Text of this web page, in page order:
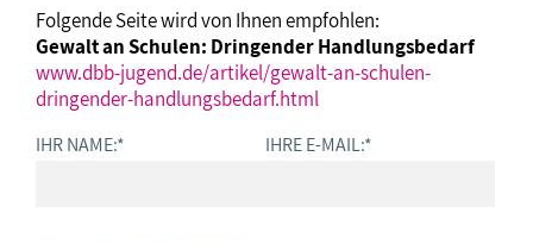
Folgende Seite wird von Ihnen empfohlen:
Gewalt an Schulen: Dringender Handlungsbedarf
www.dbb-jugend.de/artikel/gewalt-an-schulen-
dringender-handlungsbedarf.html
IHR NAME:* IHRE E-MAIL:*